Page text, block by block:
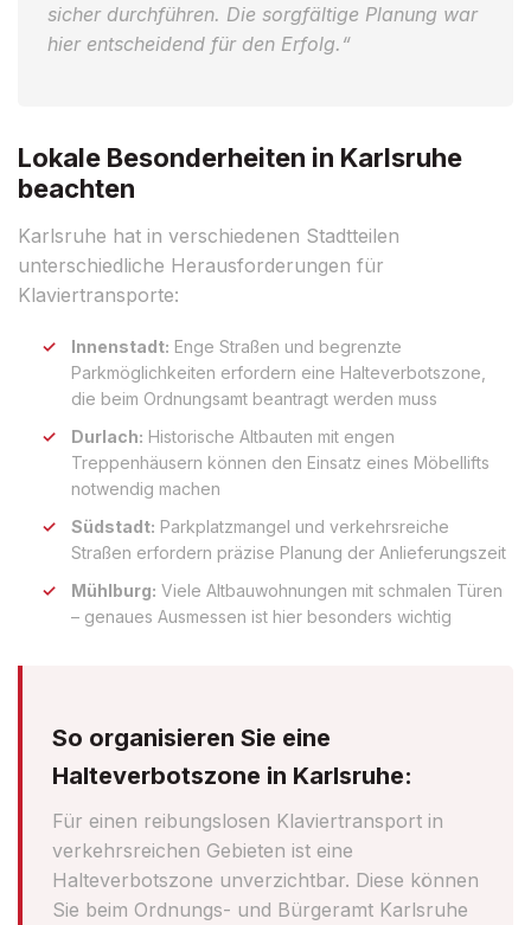
sicher durchführen. Die sorgfältige Planung war
hier entscheidend für den Erfolg.“
Lokale Besonderheiten in Karlsruhe
beachten
Karlsruhe hat in verschiedenen Stadtteilen
unterschiedliche Herausforderungen für
Klaviertransporte:
Innenstadt: Enge Straßen und begrenzte
Parkmöglichkeiten erfordern eine Halteverbotszone,
die beim Ordnungsamt beantragt werden muss
Durlach: Historische Altbauten mit engen
Treppenhäusern können den Einsatz eines Möbellifts
notwendig machen
Südstadt: Parkplatzmangel und verkehrsreiche
Straßen erfordern präzise Planung der Anlieferungszeit
Mühlburg: Viele Altbauwohnungen mit schmalen Türen
– genaues Ausmessen ist hier besonders wichtig
So organisieren Sie eine
Halteverbotszone in Karlsruhe:
Für einen reibungslosen Klaviertransport in
verkehrsreichen Gebieten ist eine
Halteverbotszone unverzichtbar. Diese können
Sie beim Ordnungs- und Bürgeramt Karlsruhe